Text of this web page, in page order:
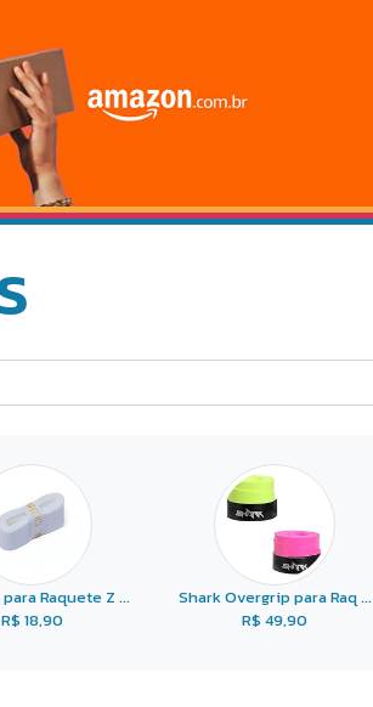
Raquete Z ...
R$ 18,90
Shark Overgrip para Raq ...
R$ 49,90